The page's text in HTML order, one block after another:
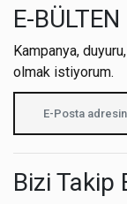
E-BÜLTEN
Kampanya,
olmak istiyorum.
Bizi Takip